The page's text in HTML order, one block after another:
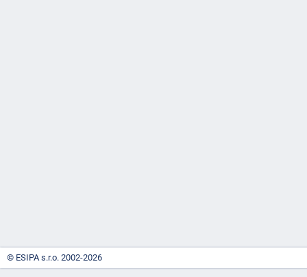
© ESIPA s.r.o. 2002-2026